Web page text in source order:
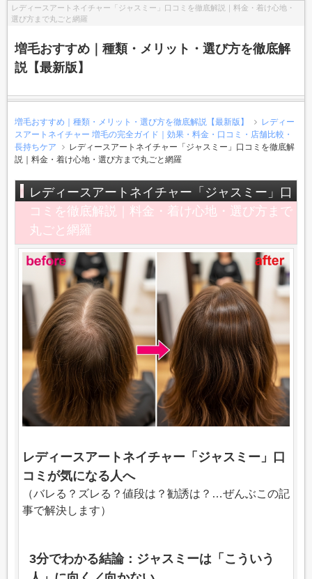
レディースアートネイチャー「ジャスミー」口コミを徹底解説｜料金・着け心地・
選び方まで丸ごと網羅
増毛おすすめ｜種類・メリット・選び方を徹底解
説【最新版】
増毛おすすめ｜種類・メリット・選び方を徹底解説【最新版】
レディー
スアートネイチャー 増毛の完全ガイド｜効果・料金・口コミ・店舗比較・
長持ちケア
レディースアートネイチャー「ジャスミー」口コミを徹底解
説｜料金・着け心地・選び方まで丸ごと網羅
レディースアートネイチャー「ジャスミー」口
コミを徹底解説｜料金・着け心地・選び方まで
丸ごと網羅
レディースアートネイチャー「ジャスミー」口
コミが気になる人へ
（バレる？ズレる？値段は？勧誘は？…ぜんぶこの記
事で解決します）
3分でわかる結論：ジャスミーは「こういう